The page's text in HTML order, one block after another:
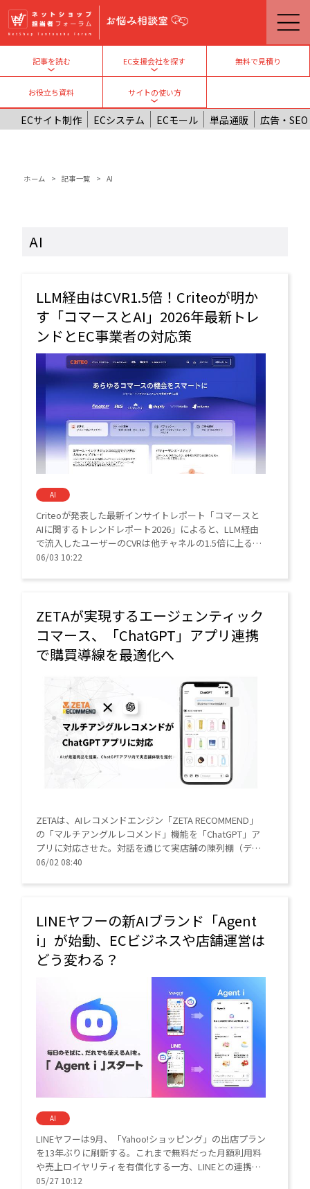
メインコンテンツに移動
記事を読む
Toggle submenu
EC支援会社を探す
Toggle submenu
無料で見積り
お役立ち資料
サイトの使い方
Toggle submenu
ECサイト制作 ECシステム ECモール 単品通販 広告・SEO
パンくず
ホーム 記事一覧 AI
AI
LLM経由はCVR1.5倍！Criteoが明か
す「コマースとAI」2026年最新トレ
ンドとEC事業者の対応策
AI
Criteoが発表した最新インサイトレポート「コマースと
AIに関するトレンドレポート2026」によると、LLM経由
で流入したユーザーのCVRは他チャネルの1.5倍に上るこ
とが判明した。
06/03 10:22
ZETAが実現するエージェンティック
コマース、「ChatGPT」アプリ連携
で購買導線を最適化へ
ZETAは、AIレコメンドエンジン「ZETA RECOMMEND」
の「マルチアングルレコメンド」機能を「ChatGPT」ア
プリに対応させた。対話を通じて実店舗の陳列棚（デジ
タルシェルフ）のような商品提案を行い、ECの購買意欲
06/02 08:40
LINEヤフーの新AIブランド「Agent
i」が始動、ECビジネスや店舗運営は
どう変わる？
AI
LINEヤフーは9月、「Yahoo!ショッピング」の出店プラン
を13年ぶりに刷新する。これまで無料だった月額利用料
や売上ロイヤリティを有償化する一方、LINEとの連携強
化やAI支援を拡充する。
05/27 10:12